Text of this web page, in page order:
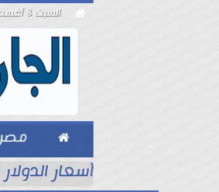
 السبت 8 أغسطس 2026

أسعار الدولار